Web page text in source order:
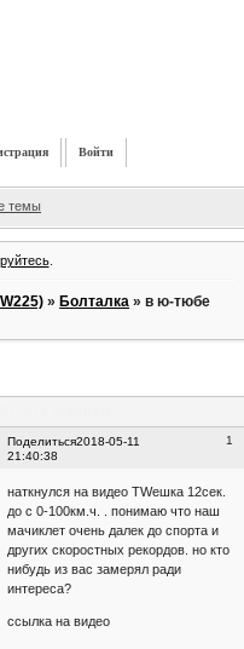
Войти
темы
.
»Болталка »в ю-тюбе
Поделиться 1
2018-05-11
21:40:38
наткнулся на видео TWешка 12сек.
до с 0-100км.ч. . понимаю что наш
мачиклет очень далек до спорта и
других скоростных рекордов. но кто
нибудь из вас замерял ради
интереса?
ссылка на видео